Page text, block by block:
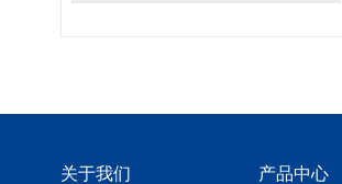
关于我们 产品中心